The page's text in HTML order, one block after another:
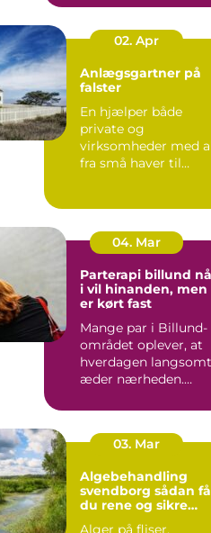
pludsel...
02. Apr
Anlægsgartner på
falster
En hjælper både
private og
virksomheder med
fra små haver til
04. Mar
Parterapi billund når
i vil hinanden, men
er kørt fast
Mange par i Billund-
området oplever, at
hverdagen langsomt
æder nærheden.
praktisk...
03. Mar
Algebehandling
svendborg sådan får
du rene og sikre
Alger på fliser,